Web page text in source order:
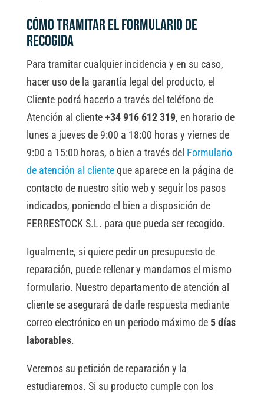
Cómo tramitar el formulario de
recogida
Para tramitar cualquier incidencia y en su caso,
hacer uso de la garantía legal del producto, el
Cliente podrá hacerlo a través del teléfono de
Atención al cliente+34 916 612 319, en horario de
lunes a jueves de 9:00 a 18:00 horas y viernes de
9:00 a 15:00 horas, o bien a través del Formulario
de atención al clienteque aparece en la página de
contacto de nuestro sitio web y seguir los pasos
indicados, poniendo el bien a disposición de
FERRESTOCK S.L. para que pueda ser recogido.
Igualmente, si quiere pedir un presupuesto de
reparación, puede rellenar y mandarnos el mismo
formulario. Nuestro departamento de atención al
cliente se asegurará de darle respuesta mediante
correo electrónico en un periodo máximo de 5 días
laborables.
Veremos su petición de reparación y la
estudiaremos. Si su producto cumple con los